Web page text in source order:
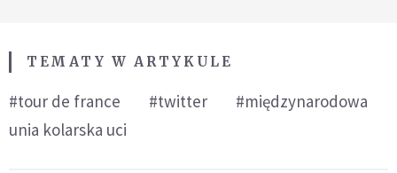
TEMATY W ARTYKULE
#tour de france #twitter
#międzynarodowa
unia kolarska uci